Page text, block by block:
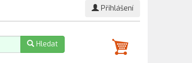
Přihlášení
Hledat